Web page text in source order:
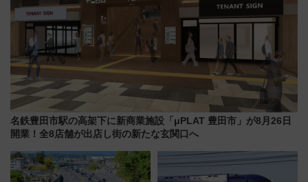
名鉄豊田市駅の高架下に新商業施設「μPLAT 豊田市」が8月26日
開業！全8店舗が出店し街の新たな玄関口へ